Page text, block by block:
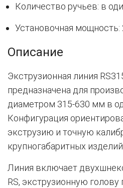
Количество ручьев: в
Установочная мощность:
Описание
Экструзионная линия
предназначена для
диаметром 315-630 мм в
Конфигурация
экструзию и точную
крупногабаритных
Линия включает
RS, экструзионную